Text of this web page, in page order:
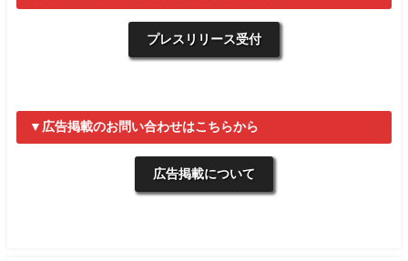
プレスリリース受付
▼広告掲載のお問い合わせはこちらから
広告掲載について